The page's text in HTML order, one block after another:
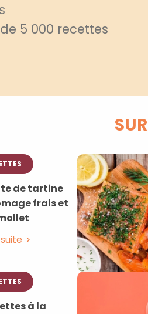
5 000 recettes
de tartine
frais et
à la